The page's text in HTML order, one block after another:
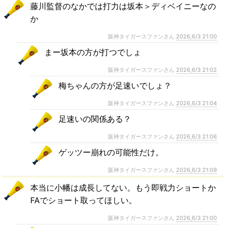
藤川監督のなかでは打力は坂本＞ディベイニーなの
か
阪神タイガースファンさん 2026,6/3 21:00
まー坂本の方が打つでしょ
阪神タイガースファンさん 2026,6/3 21:02
梅ちゃんの方が足速いでしょ？
阪神タイガースファンさん 2026,6/3 21:04
足速いの関係ある？
阪神タイガースファンさん 2026,6/3 21:06
ゲッツー崩れの可能性だけ。
阪神タイガースファンさん 2026,6/3 21:09
本当に小幡は成長してない。もう即戦力ショートか
FAでショート取ってほしい。
阪神タイガースファンさん 2026,6/3 21:00